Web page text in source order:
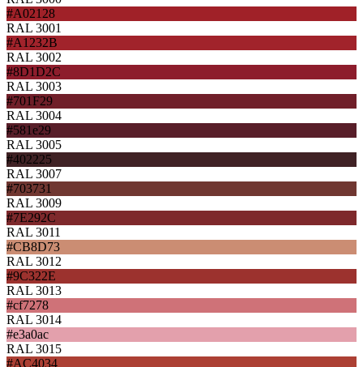
#A02128
RAL 3001
#A1232B
RAL 3002
#8D1D2C
RAL 3003
#701F29
RAL 3004
#581e29
RAL 3005
#402225
RAL 3007
#703731
RAL 3009
#7E292C
RAL 3011
#CB8D73
RAL 3012
#9C322E
RAL 3013
#cf7278
RAL 3014
#e3a0ac
RAL 3015
#AC4034